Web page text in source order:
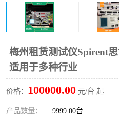
梅州租赁测试仪Spirent
适用于多种行业
价格： 100000.00 元/台 起
产品数量： 9999.00台